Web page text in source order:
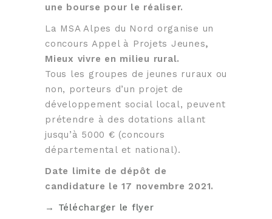
une bourse pour le réaliser.
La MSA Alpes du Nord organise un
concours Appel à Projets Jeunes,
Mieux vivre en milieu rural.
Tous les groupes de jeunes ruraux ou
non, porteurs d’un projet de
développement social local, peuvent
prétendre à des dotations allant
jusqu’à 5000 € (concours
départemental et national).
Date limite de dépôt de
candidature le 17 novembre 2021.
→ Télécharger le flyer